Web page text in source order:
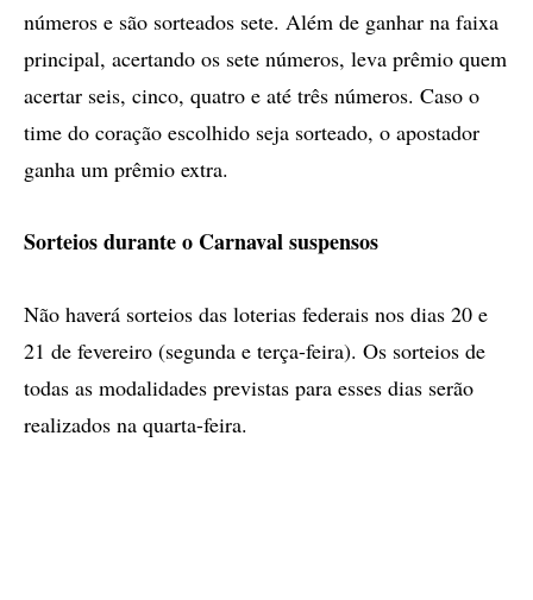
números e são sorteados sete. Além de ganhar na faixa
principal, acertando os sete números, leva prêmio quem
acertar seis, cinco, quatro e até três números. Caso o
time do coração escolhido seja sorteado, o apostador
ganha um prêmio extra.
Sorteios durante o Carnaval suspensos
Não haverá sorteios das loterias federais nos dias 20 e
21 de fevereiro (segunda e terça-feira). Os sorteios de
todas as modalidades previstas para esses dias serão
realizados na quarta-feira.